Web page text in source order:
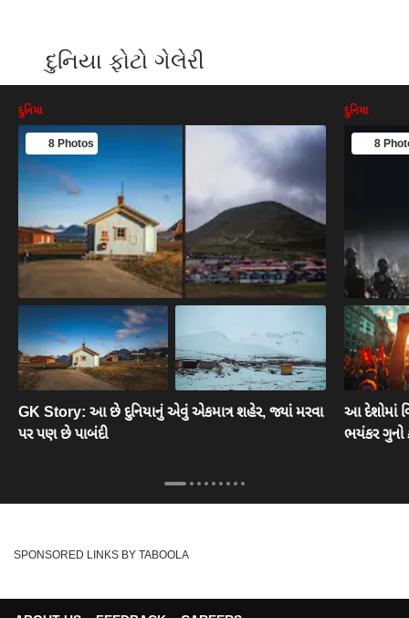
દુનિયા ફોટો ગેલેરી
દુનિયા
8 Photos
GK Story: આ છે દુનિયાનું એવું એકમાત્ર શહેર, જ્યાં મરવા
પર પણ છે પાબંદી
દુનિયા
8
આ દેશોમાં
ભયંકર ગુનો
SPONSORED LINKS BY TABOOLA